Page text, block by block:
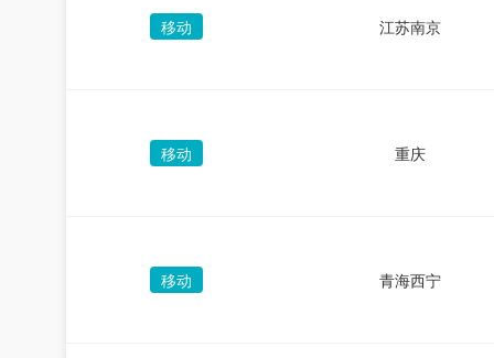
移动 江苏南京
移动 重庆
移动 青海西宁